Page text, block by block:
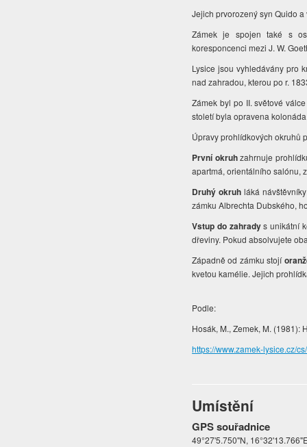
Jejich prvorozený syn Quido
Zámek je spojen také s
koresponcenci mezi J. W.
Lysice jsou vyhledávány pro
nad zahradou, kterou po r.
Zámek byl po II. světové
století byla opravena
Úpravy prohlídkových okruhů
První okruhzahrnuje p
apartmá, orientálního salónu,
Druhý okruh láká
zámku Albrechta Dubského,
Vstup do zahradys unikátní
dřeviny. Pokud absolvujete
Západně od zámku stojí
kvetou kamélie. Jejich
Podle:
Hosák, M., Zemek, M. (1981):
https://www.zamek-lysice.cz/
Umístění
GPS souřadnice
49°27'5.750"N,